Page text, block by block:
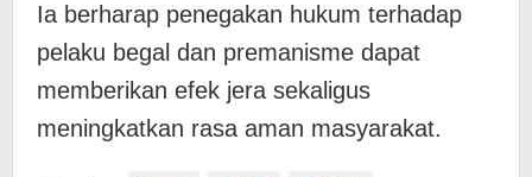
Ia berharap penegakan hukum terhadap
pelaku begal dan premanisme dapat
memberikan efek jera sekaligus
meningkatkan rasa aman masyarakat.